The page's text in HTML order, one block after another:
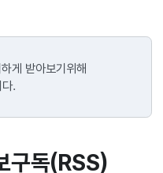
게 받아보기위해
.
구독(RSS)